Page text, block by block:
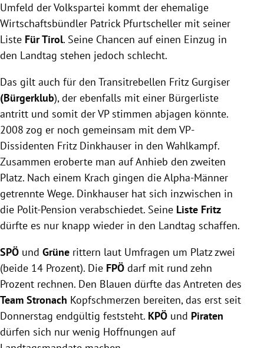
Umfeld der Volkspartei kommt der ehemalige
Wirtschaftsbündler Patrick Pfurtscheller mit seiner
Liste FürTirol. Seine Chancen auf einen Einzug in
den Landtag stehen jedoch schlecht.
Das gilt auch für den Transitrebellen Fritz Gurgiser
(Bürgerklub), der ebenfalls mit einer Bürgerliste
antritt und somit der VP stimmen abjagen könnte.
2008 zog er noch gemeinsam mit dem VP-
Dissidenten Fritz Dinkhauser in den Wahlkampf.
Zusammen eroberte man auf Anhieb den zweiten
Platz. Nach einem Krach gingen die Alpha-Männer
getrennte Wege. Dinkhauser hat sich inzwischen in
die Polit-Pension verabschiedet. Seine Liste Fritz
dürfte es nur knapp wieder in den Landtag schaffen.
SPÖ und Grüne rittern laut Umfragen um Platz zwei
(beide 14 Prozent). Die FPÖ darf mit rund zehn
Prozent rechnen. Den Blauen dürfte das Antreten des
Team Stronach Kopfschmerzen bereiten, das erst seit
Donnerstag endgültig feststeht. KPÖ und Piraten
dürfen sich nur wenig Hoffnungen auf